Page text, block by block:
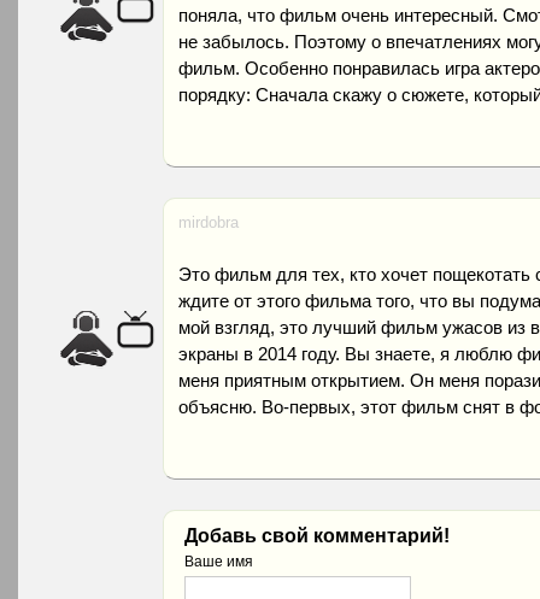
поняла, что фильм очень интересный.
не забылось. Поэтому о впечатлениях
фильм. Особенно понравилась игра
порядку: Сначала скажу о сюжете,
mirdobra
Это фильм для тех, кто хочет
ждите от этого фильма того, что вы
мой взгляд, это лучший фильм ужасов
экраны в 2014 году. Вы знаете, я люблю
меня приятным открытием. Он меня
объясню. Во-первых, этот фильм снят в
Добавь свой комментарий!
Ваше имя